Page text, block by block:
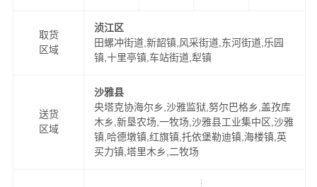
取货
区域
浈江区
田螺冲街道,新韶镇,风采街道,东河街道,乐园
镇,十里亭镇,车站街道,犁镇
送货
区域
沙雅县
央塔克协海尔乡,沙雅监狱,努尔巴格乡,盖孜库
木乡,新垦农场,一牧场,沙雅县工业集中区,沙雅
镇,哈德墩镇,红旗镇,托依堡勒迪镇,海楼镇,英
买力镇,塔里木乡,二牧场